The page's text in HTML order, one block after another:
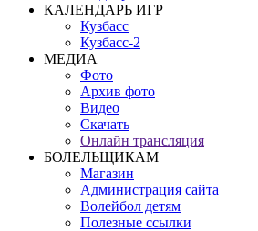
КАЛЕНДАРЬ ИГР
Кузбасс
Кузбасс-2
МЕДИА
Фото
Архив фото
Видео
Скачать
Онлайн трансляция
БОЛЕЛЬЩИКАМ
Магазин
Администрация сайта
Волейбол детям
Полезные ссылки